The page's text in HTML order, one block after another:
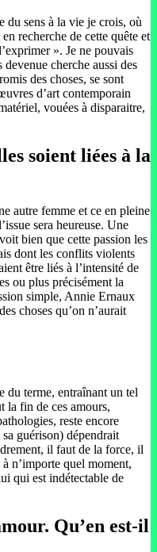
du sens à la vie je crois, où
recherche de cette quête et
». Je ne pouvais
cherche aussi des
des choses, se sont
d’art contemporain
vouées à disparaitre,
soient liées à la
autre femme et ce en pleine
sera heureuse. Une
bien que cette passion les
dont les conflits violents
être liés à l’intensité de
ou plus précisément la
simple, Annie Ernaux
choses qu’on n’aurait
du terme, entraînant un tel
la fin de ces amours,
reste encore
guérison) dépendrait
il faut de la force, il
n’importe quel moment,
qui est indétectable de
Qu’en est-il